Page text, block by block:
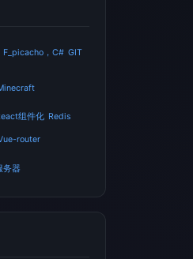
F_picacho，C# GIT
组件化 Redis
router
务器